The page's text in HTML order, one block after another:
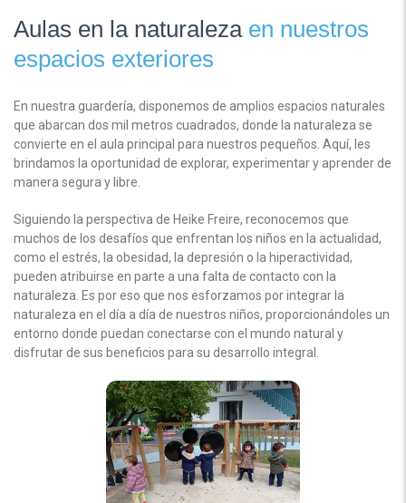
Aulas en la naturaleza en nuestros
espacios exteriores
En nuestra guardería, disponemos de amplios espacios naturales
que abarcan dos mil metros cuadrados, donde la naturaleza se
convierte en el aula principal para nuestros pequeños. Aquí, les
brindamos la oportunidad de explorar, experimentar y aprender de
manera segura y libre.
Siguiendo la perspectiva de Heike Freire, reconocemos que
muchos de los desafíos que enfrentan los niños en la actualidad,
como el estrés, la obesidad, la depresión o la hiperactividad,
pueden atribuirse en parte a una falta de contacto con la
naturaleza. Es por eso que nos esforzamos por integrar la
naturaleza en el día a día de nuestros niños, proporcionándoles un
entorno donde puedan conectarse con el mundo natural y
disfrutar de sus beneficios para su desarrollo integral.